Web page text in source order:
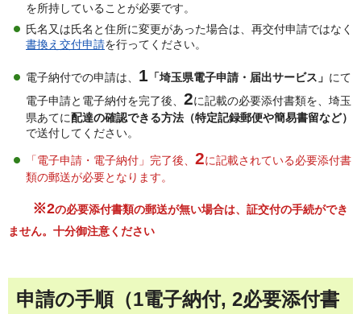
を所持していることが必要です。
氏名又は氏名と住所に変更があった場合は、再交付申請ではなく
書換え交付申請を行ってください。
電子納付での申請は、 1 「埼玉県電子申請・届出サービス」 にて
電子申請と電子納付を完了後、 2に記載の必要添付書類を、埼玉
県あてに配達の確認できる方法（特定記録郵便や簡易書留など）
で送付してください。
「電子申請・電子納付」完了後、 2に記載されている必要添付書
類の郵送が必要となります。
※2の必要添付書類の郵送が無い場合は、証交付の手続ができ
ません。十分御注意ください
申請の手順（1電子納付, 2必要添付書